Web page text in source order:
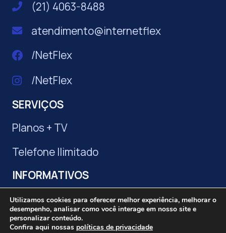
(21) 4063-8488
atendimento@internetflex
/NetFlex
/NetFlex
SERVIÇOS
Planos + TV
Telefone Ilimitado
INFORMATIVOS
Políticas de privacidade
Trabalhe conosco
Utilizamos cookies para oferecer melhor experiência, melhorar o
desempenho, analisar como você interage em nosso site e
personalizar conteúdo.
Confira aqui nossas políticas de privacidade